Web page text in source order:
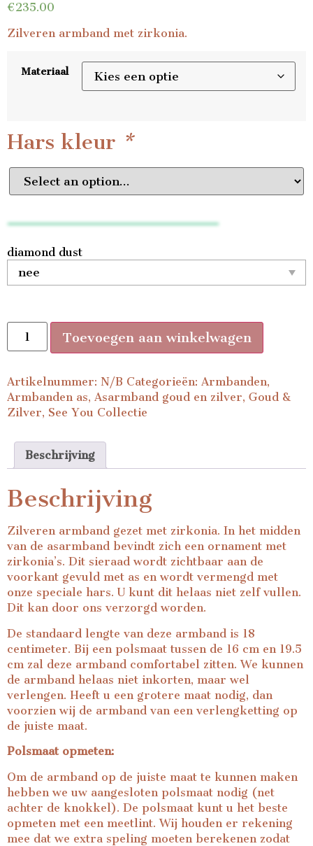
€235.00
Zilveren armband met zirkonia.
Materiaal
Hars kleur *
diamond dust
Toevoegen aan winkelwagen
Artikelnummer: N/B Categorieën: Armbanden,
Armbanden as, Asarmband goud en zilver, Goud &
Zilver, See You Collectie
Beschrijving
Beschrijving
Zilveren armband gezet met zirkonia. In het midden
van de asarmband bevindt zich een ornament met
zirkonia’s. Dit sieraad wordt zichtbaar aan de
voorkant gevuld met as en wordt vermengd met
onze speciale hars. U kunt dit helaas niet zelf vullen.
Dit kan door ons verzorgd worden.
De standaard lengte van deze armband is 18
centimeter. Bij een polsmaat tussen de 16 cm en 19.5
cm zal deze armband comfortabel zitten. We kunnen
de armband helaas niet inkorten, maar wel
verlengen. Heeft u een grotere maat nodig, dan
voorzien wij de armband van een verlengketting op
de juiste maat.
Polsmaat opmeten:
Om de armband op de juiste maat te kunnen maken
hebben we uw aangesloten polsmaat nodig (net
achter de knokkel). De polsmaat kunt u het beste
opmeten met een meetlint. Wij houden er rekening
mee dat we extra speling moeten berekenen zodat